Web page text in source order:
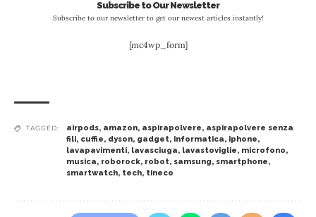
Subscribe to Our Newsletter
Subscribe to our newsletter to get our newest articles instantly!
[mc4wp_form]
TAGGED: airpods, amazon, aspirapolvere, aspirapolvere senza
fili, cuffie, dyson, gadget, informatica, iphone,
lavapavimenti, lavasciuga, lavastoviglie, microfono,
musica, roborock, robot, samsung, smartphone,
smartwatch, tech, tineco